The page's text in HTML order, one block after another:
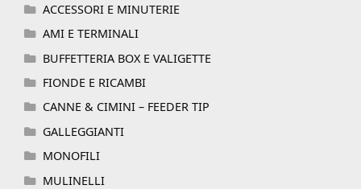
ACCESSORI E MINUTERIE
AMI E TERMINALI
BUFFETTERIA BOX E VALIGETTE
FIONDE E RICAMBI
CANNE & CIMINI – FEEDER TIP
GALLEGGIANTI
MONOFILI
MULINELLI